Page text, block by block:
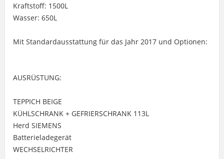
Kraftstoff: 1500L
Wasser: 650L
Mit Standardausstattung für das Jahr 2017 und Optionen:
AUSRÜSTUNG:
TEPPICH BEIGE
KÜHLSCHRANK + GEFRIERSCHRANK 113L
Herd SIEMENS
Batterieladegerät
WECHSELRICHTER